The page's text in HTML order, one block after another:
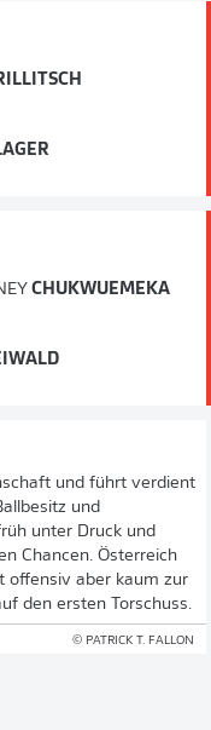
CHUKWUEMEKA
und führt verdient
und
unter Druck und
Chancen. Österreich
offensiv aber kaum zur
den ersten Torschuss.
© PATRICK T. FALLON